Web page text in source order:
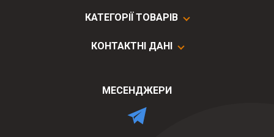
КАТЕГОРІЇ ТОВАРІВ
КОНТАКТНІ ДАНІ
МЕСЕНДЖЕРИ